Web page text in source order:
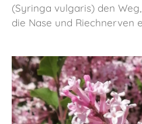
(Syringa vulgaris) den
die Nase und Riechnerven